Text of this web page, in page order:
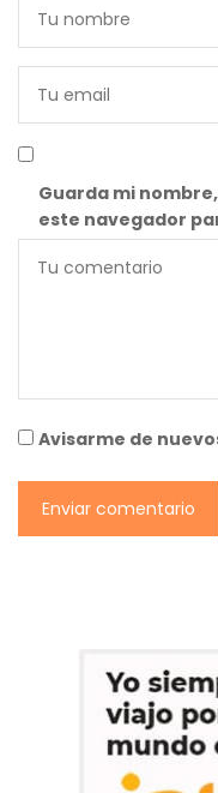
Guarda mi
este navegador
Avisarme de